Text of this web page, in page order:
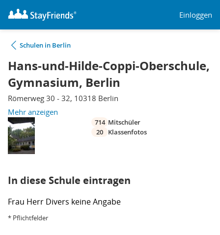
Einloggen
Schulen in Berlin
Hans-und-Hilde-Coppi-Oberschule,
Gymnasium, Berlin
Römerweg 30 - 32, 10318 Berlin
Mehr anzeigen
714 Mitschüler
20
Klassenfotos
In diese Schule eintragen
Frau Herr Divers keine Angabe
* Pflichtfelder